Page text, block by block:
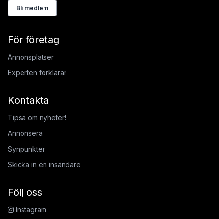
Bli medlem
För företag
Annonsplatser
Experten förklarar
Kontakta
Tipsa om nyheter!
Annonsera
Synpunkter
Skicka in en insändare
Följ oss
Instagram